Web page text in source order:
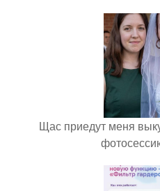
Щас приедут меня